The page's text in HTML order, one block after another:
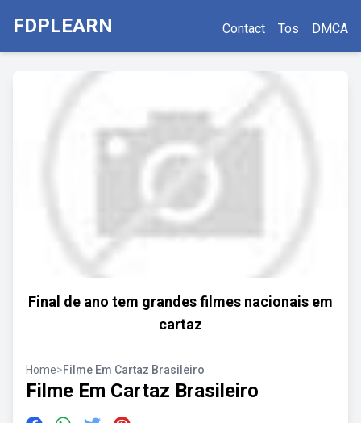
FDPLEARN Contact Tos DMCA
Final de ano tem grandes filmes nacionais em
cartaz
Home>Filme Em Cartaz Brasileiro
Filme Em Cartaz Brasileiro